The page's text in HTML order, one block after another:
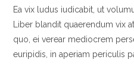
Ea vix ludus iudicabit, ut
Liber blandit quaerendum vix
quo, ei verear mediocrem
euripidis, in aperiam periculis